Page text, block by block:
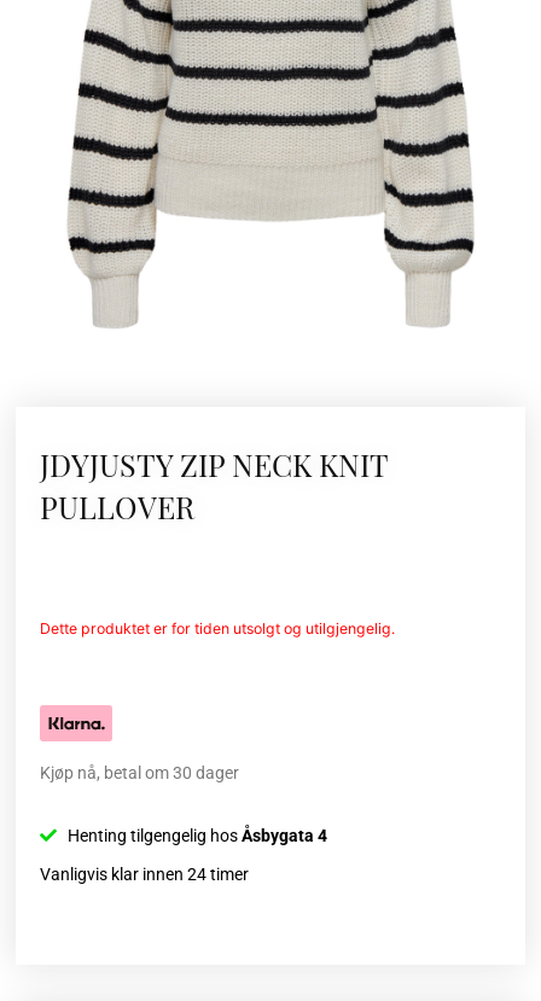
JDYJUSTY ZIP NECK KNIT
PULLOVER
Dette produktet er for tiden utsolgt og utilgjengelig.
Kjøp nå, betal om 30 dager
Henting tilgengelig hosÅsbygata 4
Vanligvis klar innen 24 timer